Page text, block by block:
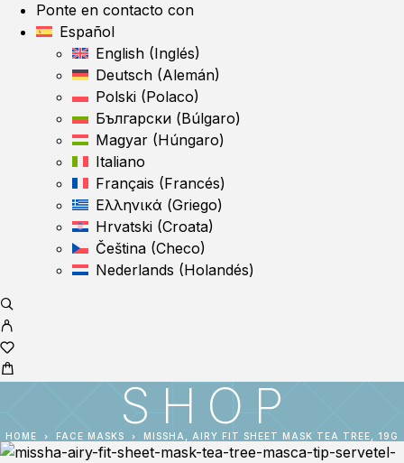
Ponte en contacto con
Español
English (Inglés)
Deutsch (Alemán)
Polski (Polaco)
Български (Búlgaro)
Magyar (Húngaro)
Italiano
Français (Francés)
Ελληνικά (Griego)
Hrvatski (Croata)
Čeština (Checo)
Nederlands (Holandés)
SHOP
HOME FACE MASKS MISSHA, AIRY FIT SHEET MASK TEA TREE, 19G